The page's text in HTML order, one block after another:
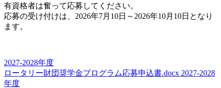
有資格者は奮って応募してください。
応募の受け付けは、2026年7月10日～2026年10月10日となり
ます。
2027-2028年度
ロータリー財団奨学金プログラム応募申込書.docx 2027-2028
年度